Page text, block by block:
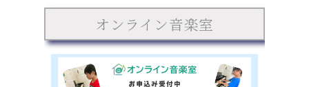
オンライン音楽室